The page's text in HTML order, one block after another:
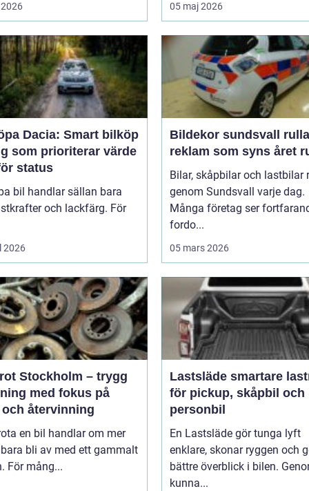
05 maj 2026
Dacia: Smart bilköp
som prioriterar värde
status
bil handlar sällan bara
och lackfärg. För
2026
Bildekor sundsvall rullande
reklam som syns året
Bilar, skåpbilar och lastbilar
genom Sundsvall varje dag.
Många företag ser
fordo...
05 mars 2026
Stockholm – trygg
med fokus på
återvinning
en bil handlar om mer
bli av med ett gammalt
För mång...
Lastsläde smartare lastning
för pickup, skåpbil och
personbil
En Lastsläde gör tunga lyft
enklare, skonar ryggen och
bättre överblick i bilen.
kunna...